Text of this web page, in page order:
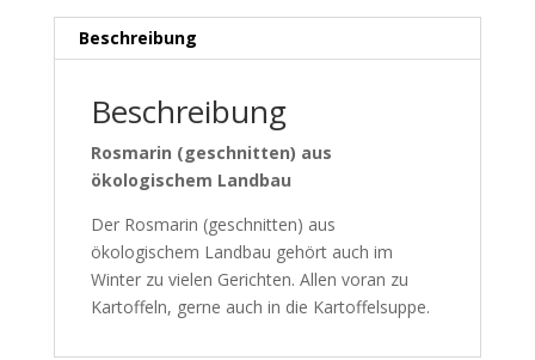
Beschreibung
Beschreibung
Rosmarin (geschnitten) aus
ökologischem Landbau
Der Rosmarin (geschnitten) aus
ökologischem Landbau gehört auch im
Winter zu vielen Gerichten. Allen voran zu
Kartoffeln, gerne auch in die Kartoffelsuppe.